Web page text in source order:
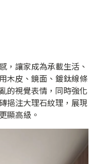
，讓家成為承載生活、
木皮、鏡面、鍍鈦線條
的視覺表情，同時強化
挹注大理石紋理，展現
顯高級。